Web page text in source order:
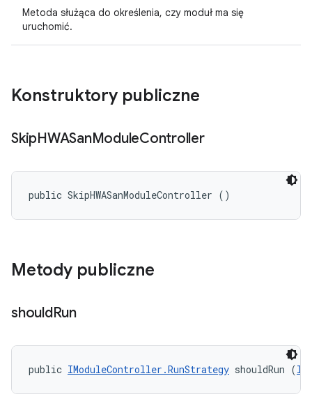
Metoda służąca do określenia, czy moduł ma się
uruchomić.
Konstruktory publiczne
SkipHWASanModuleController
public SkipHWASanModuleController ()
Metody publiczne
shouldRun
public IModuleController.RunStrategy shouldRun (